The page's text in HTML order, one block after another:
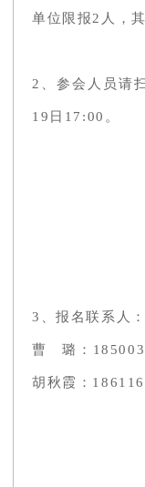
单位限报2人，
2、参会人员请
19日17:00。
3、报名联系人：
曹 璐：
胡秋霞：